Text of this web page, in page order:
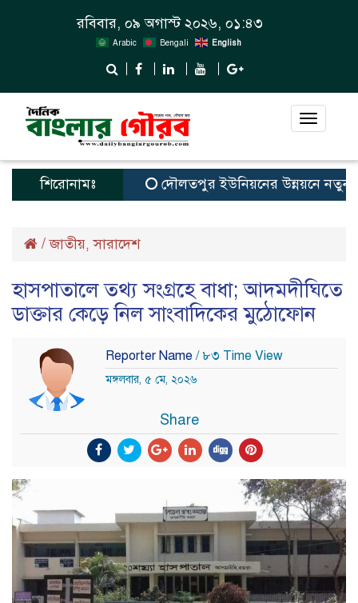
রবিবার, ০৯ অগাস্ট ২০২৬, ০১:৪৩
Arabic Bengali English
Toggle
শিরোনামঃ দৌলতপুর ইউনিয়নের উন্নয়নে নতুন স্বপ্ন
/জাতীয়,সারাদেশ
হাসপাতালে তথ্য সংগ্রহে বাধা; আদমদীঘিতে
ডাক্তার কেড়ে নিল সাংবাদিকের মুঠোফোন
Reporter Name / ৮৩ Time View
মঙ্গলবার, ৫ মে, ২০২৬
Share